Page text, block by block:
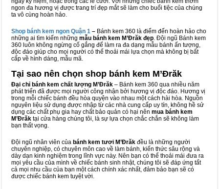
ngon đa hương vị được trang trí đẹp mắt sẽ làm cho buổi tiệc của chúng
ta vô cùng hoàn hảo.
Shop bánh kem ngon Quận 1 – Bánh kem 360 là điểm đến hoàn hảo cho
những ai tìm kiếm những mẫu bánh kem M’Đrăk đẹp. Đội ngũ Bánh kem
360 luôn không ngừng cố gắng để làm ra đa dạng mẫu bánh ấn tượng,
độc đáo giúp cho mọi người có thể thoải mái lựa chọn mà không bị bất
cấp về hình dáng, mẫu mã.
Tại sao nên chọn shop bánh kem M’Đrăk
Đại chỉ bánh kem chất lượng M’Đrăk – Bánh kem 360 qua nhiều năm
phát triển đã được mọi người công nhận bởi hương vị độc đáo. Hương vị
trong mỗi chiếc bánh đều hòa quyện vào nhau một cách hài hòa. Nguồn
nguyên liệu sử dụng được nhập từ các nhà cung cấp uy tín, không hề sử
dụng các chất phụ gia hay chất bảo quản có hại nên mua bánh kem
M’Đrăk tại cửa hàng chúng tôi, là sự lựa chọn chắc chắn sẽ không làm
bạn thất vọng.
Đội ngũ nhân viên của bánh kem tươi M’Đrăk đều là những người
chuyên nghiệp, có chuyên môn cao về làm bánh, kiến thức sâu rộng và
dày dạn kinh nghiệm trong lĩnh vực này. Nên bạn có thể thoải mái đưa ra
mọi yêu cầu của mình về chiếc bánh sinh nhật, chúng tôi sẽ đáp ứng tất
cả mọi nhu cầu của bạn một cách chính xác nhất, đảm bảo bạn sẽ có
được chiếc bánh kem tuyệt vời.